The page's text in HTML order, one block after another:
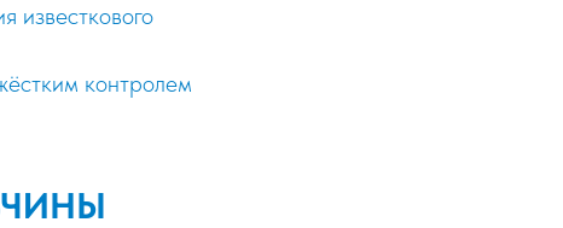
известкового
контролем